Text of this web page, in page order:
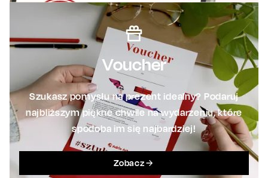
Voucher
Szukasz pomysłu na prezent idealny? Podaruj
najbliższym piękne chwile na wydarzeniu, które
spodoba im się najbardziej!
Zobacz